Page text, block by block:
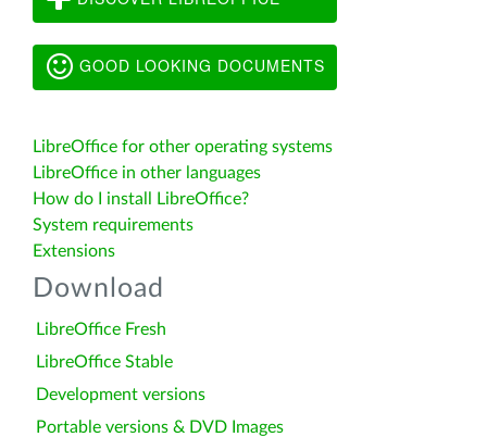
GOOD LOOKING DOCUMENTS
LibreOffice for other operating systems
LibreOffice in other languages
How do I install LibreOffice?
System requirements
Extensions
Download
LibreOffice Fresh
LibreOffice Stable
Development versions
Portable versions & DVD Images